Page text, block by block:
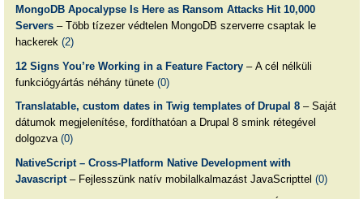
MongoDB Apocalypse Is Here as Ransom Attacks Hit 10,000
Servers– Több tízezer védtelen MongoDB szerverre csaptak le
hackerek (2)
12 Signs You’re Working in a Feature Factory– A cél nélküli
funkciógyártás néhány tünete (0)
Translatable, custom dates in Twig templates of Drupal 8– Saját
dátumok megjelenítése, fordíthatóan a Drupal 8 smink rétegével
dolgozva (0)
NativeScript – Cross-Platform Native Development with
Javascript– Fejlesszünk natív mobilalkalmazást JavaScripttel (0)